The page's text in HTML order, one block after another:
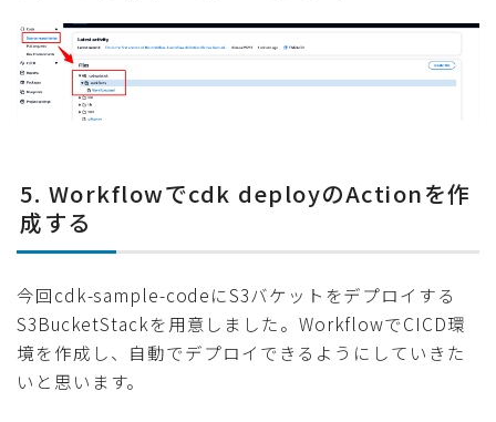
5. Workflowでcdk deployのActionを作
成する
今回cdk-sample-codeにS3バケットをデプロイする
S3BucketStackを用意しました。WorkflowでCICD環
境を作成し、自動でデプロイできるようにしていきた
いと思います。